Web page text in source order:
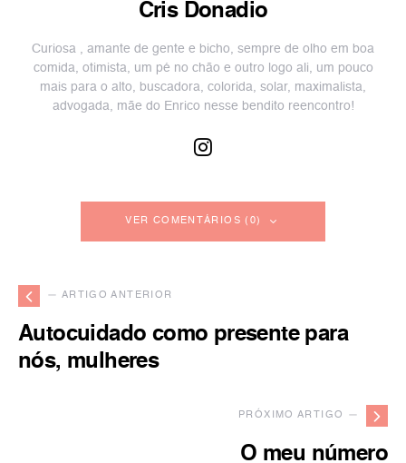
Cris Donadio
Curiosa , amante de gente e bicho, sempre de olho em boa
comida, otimista, um pé no chão e outro logo ali, um pouco
mais para o alto, buscadora, colorida, solar, maximalista,
advogada, mãe do Enrico nesse bendito reencontro!
VER COMENTÁRIOS (0)
— ARTIGO ANTERIOR
Autocuidado como presente para
nós, mulheres
PRÓXIMO ARTIGO —
O meu número